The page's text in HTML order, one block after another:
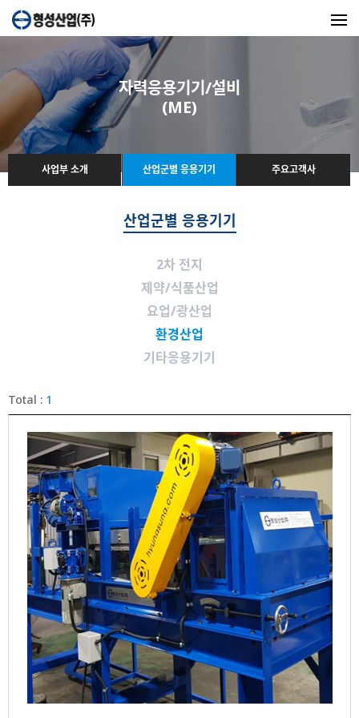
자력응용기기/설비
(ME)
사업부 소개 산업군별 응용기기 주요고객사
산업군별 응용기기
2차 전지
제약/식품산업
요업/광산업
환경산업
기타응용기기
Total : 1